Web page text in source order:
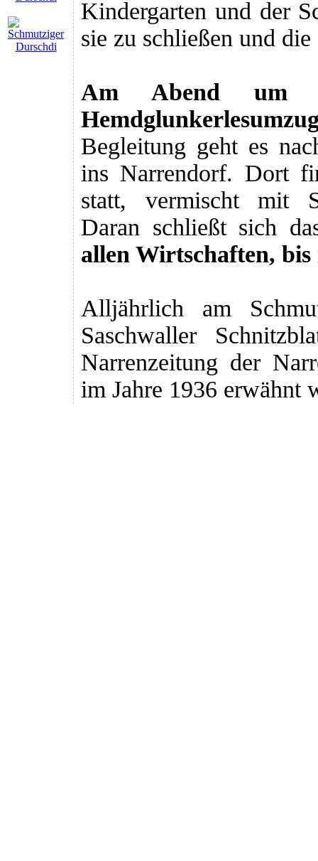
Kindergarten und der
sie zu schließen und
Am Abend um
Begleitung geht es
ins Narrendorf. Dort
statt, vermischt mit
Daran schließt sich
allen Wirtschaften,
Alljährlich am
Saschwaller
Narrenzeitung der
im Jahre 1936 erwähnt